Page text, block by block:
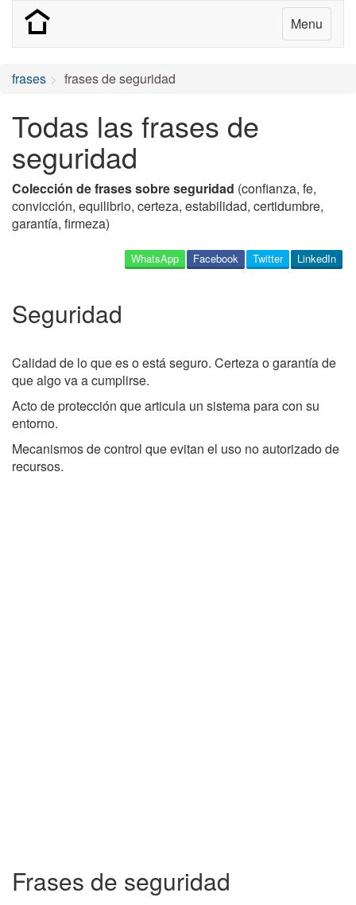
Menu
frases frases de seguridad
Todas las frases de
seguridad
Colección de frases sobre seguridad (confianza, fe,
convicción, equilibrio, certeza, estabilidad, certidumbre,
garantía, firmeza)
LinkedIn
Twitter
Facebook
WhatsApp
Seguridad
Calidad de lo que es o está seguro. Certeza o garantía de
que algo va a cumplirse.
Acto de protección que articula un sistema para con su
entorno.
Mecanismos de control que evitan el uso no autorizado de
recursos.
Frases de seguridad